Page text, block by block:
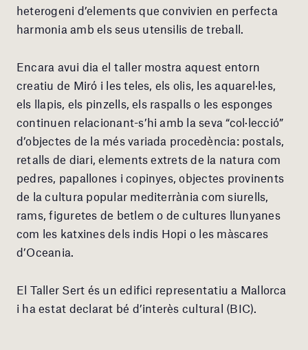
heterogeni d’elements que convivien en perfecta
harmonia amb els seus utensilis de treball.
Encara avui dia el taller mostra aquest entorn
creatiu de Miró i les teles, els olis, les aquarel·les,
els llapis, els pinzells, els raspalls o les esponges
continuen relacionant-s’hi amb la seva “col·lecció”
d’objectes de la més variada procedència: postals,
retalls de diari, elements extrets de la natura com
pedres, papallones i copinyes, objectes provinents
de la cultura popular mediterrània com siurells,
rams, figuretes de betlem o de cultures llunyanes
com les katxines dels indis Hopi o les màscares
d’Oceania.
El Taller Sert és un edifici representatiu a Mallorca
i ha estat declarat bé d’interès cultural (BIC).